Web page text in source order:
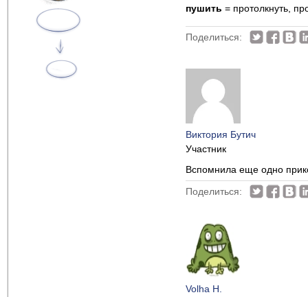
пушить = протолкнуть,
Поделиться:
Виктория Бутич
Участник
Вспомнила еще одно
Поделиться:
Volha H.